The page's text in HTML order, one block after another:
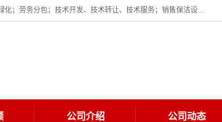
企业的经营范围为:保洁服务；建筑物外墙清洁服务；物业管理；家政服务；城市园林绿化；劳务分包；技术开发、技术转让、技术服务；销售保洁设备、卫生用品、化工产品（不含危险化学品及一类易制毒化学品）、日用品、办公设备、建筑材料、装饰材料；图文设计；清洁服务（不含餐具消毒）；中央空调维修；工程设计；施工总承包；专业承包。
公司介绍 公司动态